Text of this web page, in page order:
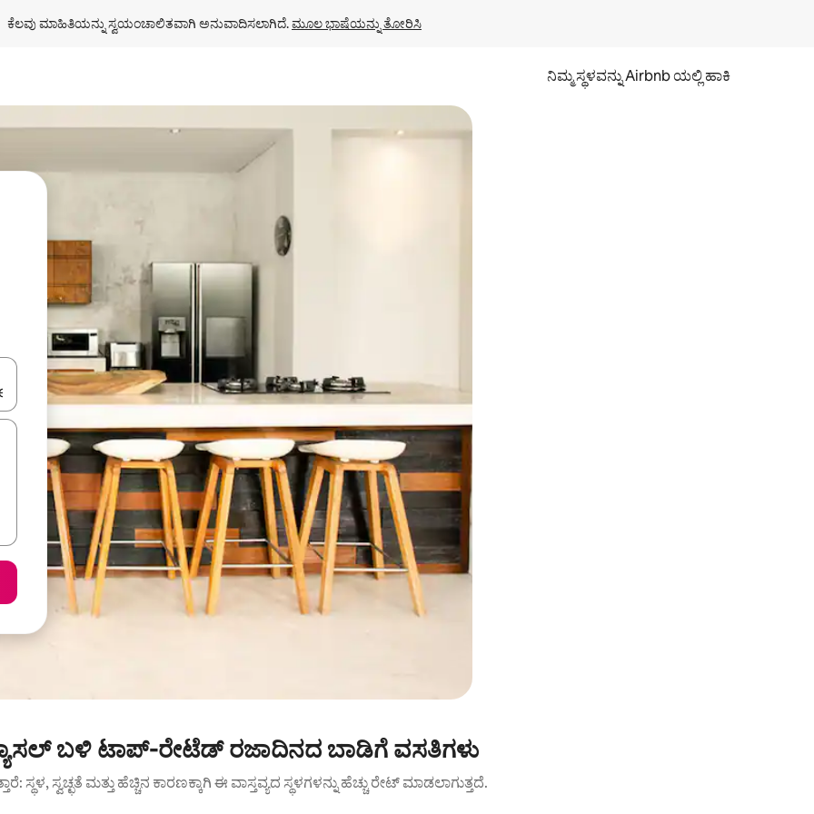
ಕೆಲವು ಮಾಹಿತಿಯನ್ನು ಸ್ವಯಂಚಾಲಿತವಾಗಿ ಅನುವಾದಿಸಲಾಗಿದೆ. ಮೂಲ ಭಾಷೆಯನ್ನು ತೋರಿಸಿ
ನಿಮ್ಮ ಸ್ಥಳವನ್ನು Airbnb ಯಲ್ಲಿ ಹಾಕಿ
ನ್ಯಾವಿಗೇಟ್ ಮಾಡಿ ಅಥವಾ ಸ್ಪರ್ಶ ಅಥವಾ ಸ್ವೈಪ್ ಗೆಸ್ಚರ್‌ಗಳ ಮೂಲಕ ಅನ್ವೇಷಿಸಿ.
ಬಳಿ ಟಾಪ್-ರೇಟೆಡ್ ರಜಾದಿನದ ಬಾಡಿಗೆ ವಸತಿಗಳು
ಸ್ಥಳ, ಸ್ವಚ್ಛತೆ ಮತ್ತು ಹೆಚ್ಚಿನ ಕಾರಣಕ್ಕಾಗಿ ಈ ವಾಸ್ತವ್ಯದ ಸ್ಥಳಗಳನ್ನು ಹೆಚ್ಚು ರೇಟ್ ಮಾಡಲಾಗುತ್ತದೆ.